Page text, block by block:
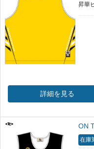
昇華
詳細を見る
ON
在庫